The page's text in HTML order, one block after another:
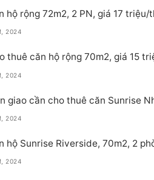
hộ rộng 72m2, 2 PN, giá 17
2024
thuê căn hộ rộng 70m2, giá 15
2024
giao cần cho thuê căn Sunrise
2024
hộ Sunrise Riverside, 70m2, 2
2024